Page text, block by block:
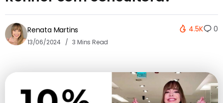
Renata Martins
13/06/2024 3 Mins Read
4.5K 0